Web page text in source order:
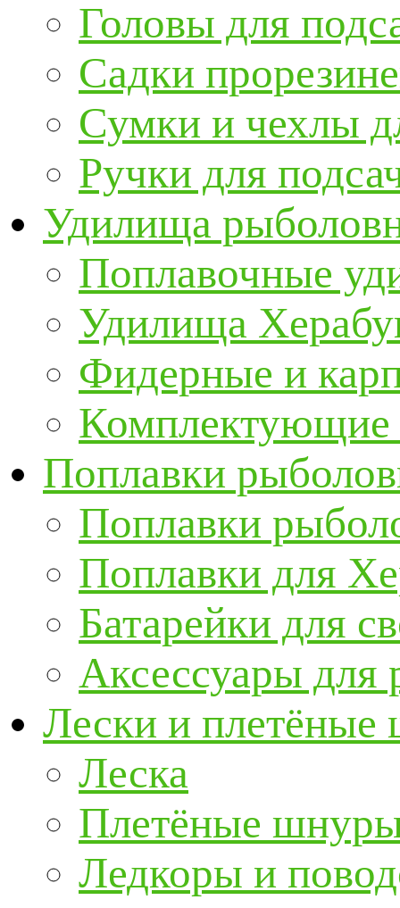
Головы для
Садки
Сумки и чехлы
Ручки для
Удилища
Поплавочные
Удилища
Фидерные и
Поплавки
Поплавки
Поплавки для
Батарейки для
Аксессуары для
Лески и
Леска
Плетёные
Ледкоры и